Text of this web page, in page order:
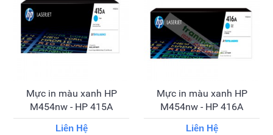
Mực in màu xanh HP
M454nw - HP 415A
Liên Hệ
Mực in màu xanh HP
M454nw - HP 416A
Liên Hệ